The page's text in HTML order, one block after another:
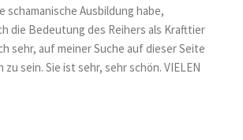
schamanische Ausbildung habe,
die Bedeutung des Reihers als Krafttier
sehr, auf meiner Suche auf dieser Seite
sein. Sie ist sehr, sehr schön. VIELEN